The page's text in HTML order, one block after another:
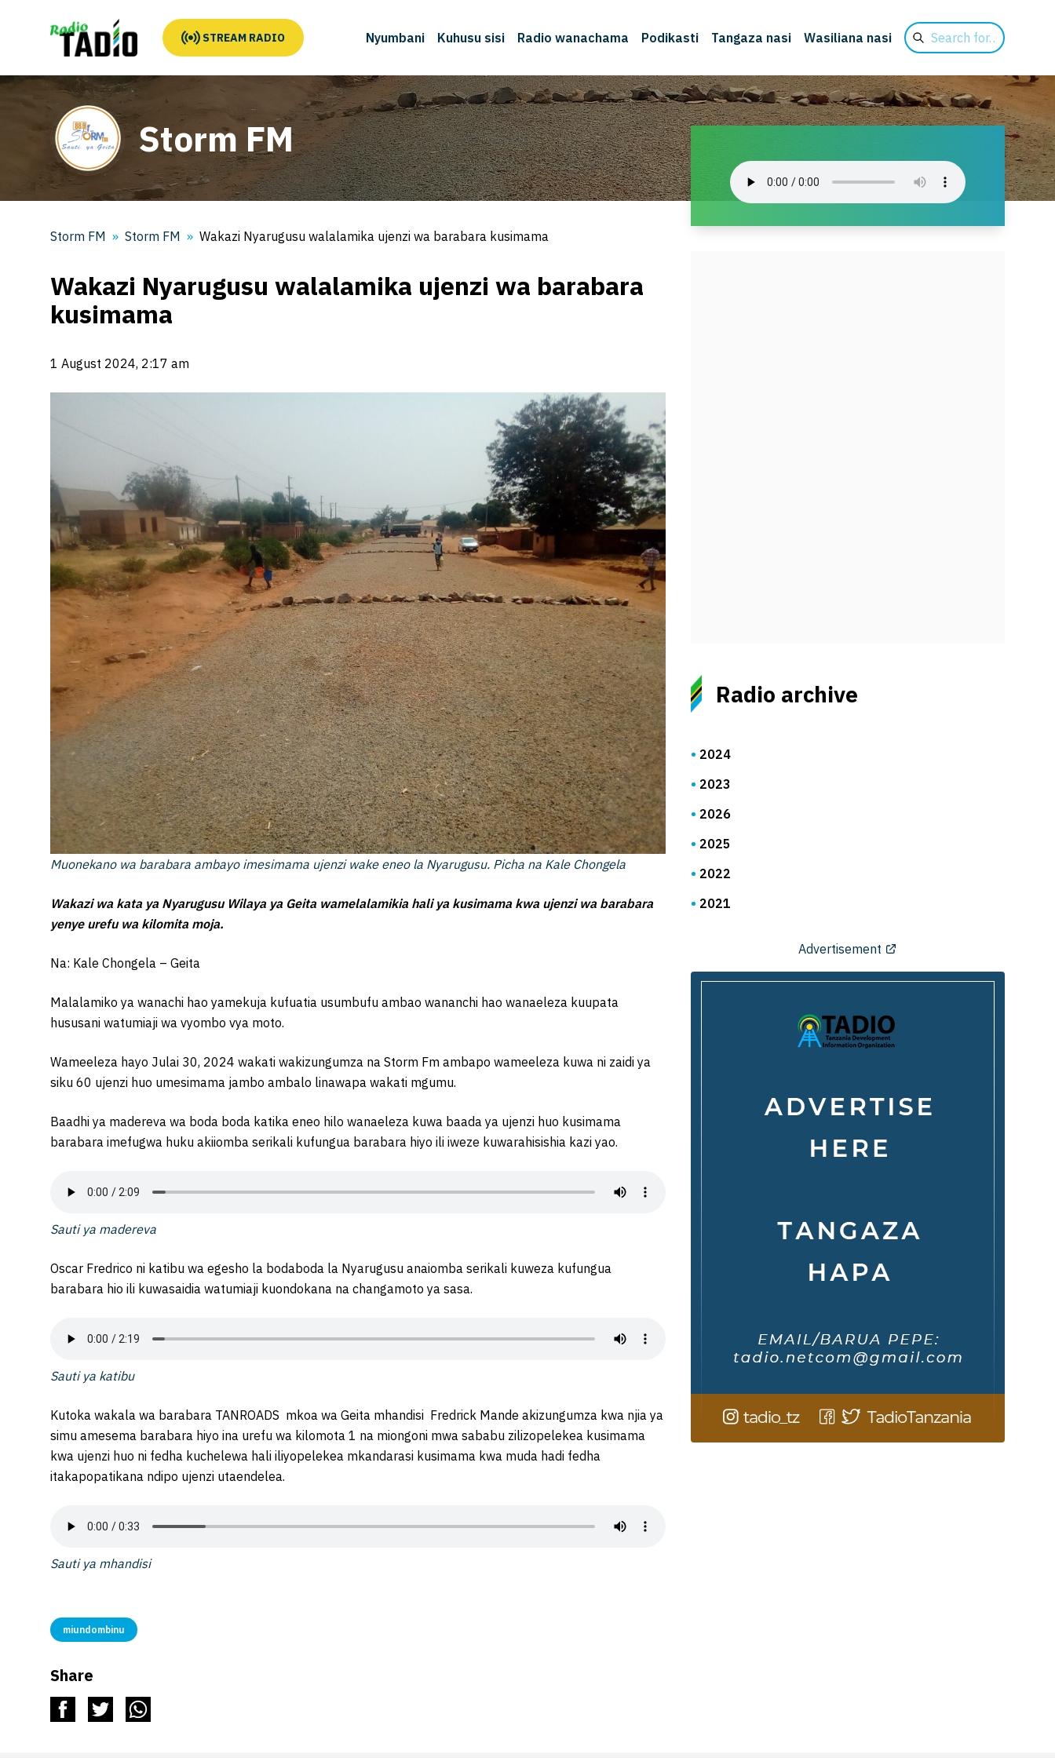
STREAM RADIO Nyumbani Kuhusu sisi Radio wanachama Podikasti Tangaza nasi Wasiliana nasi
Search
for
Storm FM
Storm FM Storm FM Wakazi Nyarugusu walalamika ujenzi wa barabara kusimama
Wakazi Nyarugusu walalamika ujenzi wa barabara
kusimama
1 August 2024, 2:17 am
Muonekano wa barabara ambayo imesimama ujenzi wake eneo la Nyarugusu. Picha na Kale Chongela
Wakazi wa kata ya Nyarugusu Wilaya ya Geita wamelalamikia hali ya kusimama kwa ujenzi wa barabara
yenye urefu wa kilomita moja.
Na: Kale Chongela – Geita
Malalamiko ya wanachi hao yamekuja kufuatia usumbufu ambao wananchi hao wanaeleza kuupata
hususani watumiaji wa vyombo vya moto.
Wameeleza hayo Julai 30, 2024 wakati wakizungumza na Storm Fm ambapo wameeleza kuwa ni zaidi ya
siku 60 ujenzi huo umesimama jambo ambalo linawapa wakati mgumu.
Baadhi ya madereva wa boda boda katika eneo hilo wanaeleza kuwa baada ya ujenzi huo kusimama
barabara imefugwa huku akiiomba serikali kufungua barabara hiyo ili iweze kuwarahisishia kazi yao.
Sauti ya madereva
Oscar Fredrico ni katibu wa egesho la bodaboda la Nyarugusu anaiomba serikali kuweza kufungua
barabara hio ili kuwasaidia watumiaji kuondokana na changamoto ya sasa.
Sauti ya katibu
Kutoka wakala wa barabara TANROADS mkoa wa Geita mhandisi Fredrick Mande akizungumza kwa njia ya
simu amesema barabara hiyo ina urefu wa kilomota 1 na miongoni mwa sababu zilizopelekea kusimama
kwa ujenzi huo ni fedha kuchelewa hali iliyopelekea mkandarasi kusimama kwa muda hadi fedha
itakapopatikana ndipo ujenzi utaendelea.
Sauti ya mhandisi
miundombinu
Share
Radio archive
2024
2023
2026
2025
2022
2021
Advertisement